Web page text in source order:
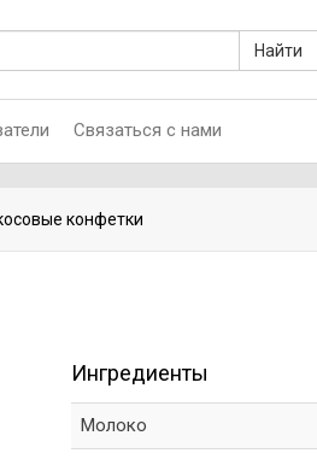
Найти
Связаться с нами
конфетки
Ингредиенты
Молоко